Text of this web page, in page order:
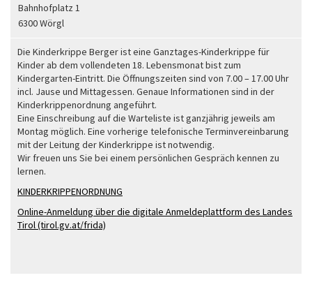
Bahnhofplatz 1
6300 Wörgl
Die Kinderkrippe Berger ist eine Ganztages-Kinderkrippe für
Kinder ab dem vollendeten 18. Lebensmonat bist zum
Kindergarten-Eintritt. Die Öffnungszeiten sind von 7.00 – 17.00 Uhr
incl. Jause und Mittagessen. Genaue Informationen sind in der
Kinderkrippenordnung angeführt.
Eine Einschreibung auf die Warteliste ist ganzjährig jeweils am
Montag möglich. Eine vorherige telefonische Terminvereinbarung
mit der Leitung der Kinderkrippe ist notwendig.
Wir freuen uns Sie bei einem persönlichen Gespräch kennen zu
lernen.
KINDERKRIPPENORDNUNG
Online-Anmeldung über die digitale Anmeldeplattform des Landes
Tirol (tirol.gv.at/frida)